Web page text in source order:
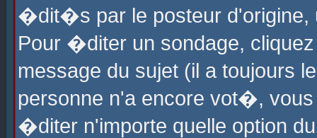
�dit�s par le posteur d'origine,
Pour �diter un sondage,
message du sujet (il a toujours
personne n'a encore vot�,
�diter n'importe quelle option